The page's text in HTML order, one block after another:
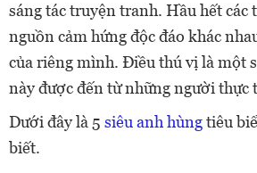
sáng tác truyện tranh. Hầu hết các
nguồn cảm hứng độc đáo khác
của riêng mình. Điều thú vị là một
này được đến từ những người thực
Dưới đây là 5 siêu anh hùngtiêu
biết.